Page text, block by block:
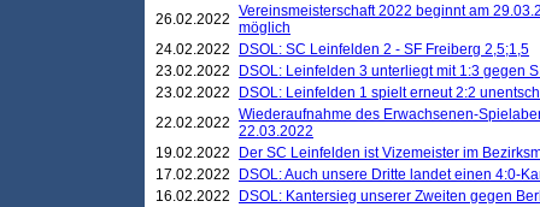
26.02.2022 Vereinsmeisterschaft 2022 beginnt am
möglich
24.02.2022
DSOL: SC Leinfelden 2 - SF Freiberg 2,5;1,5
23.02.2022
DSOL: Leinfelden 3 unterliegt mit 1:3 gegen
23.02.2022
DSOL: Leinfelden 1 spielt erneut 2:2
22.02.2022 Wiederaufnahme des Erwachsenen-
22.03.2022
19.02.2022
Der SC Leinfelden ist Vizemeister im
17.02.2022
DSOL: Auch unsere Dritte landet einen 4:0-
16.02.2022
DSOL: Kantersieg unserer Zweiten gegen